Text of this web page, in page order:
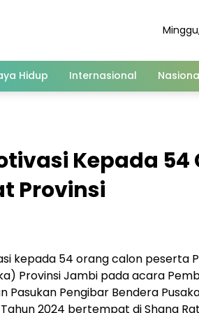
Hidup Internasional
Kepada 54
Provinsi
kepada 54 orang calon peserta
Provinsi Jambi pada acara
Pasukan Pengibar Bendera
2024 bertempat di Shang